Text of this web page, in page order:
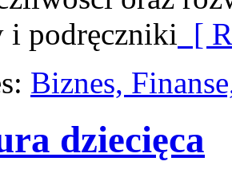
i podręczniki [
Biznes,
dziecięca